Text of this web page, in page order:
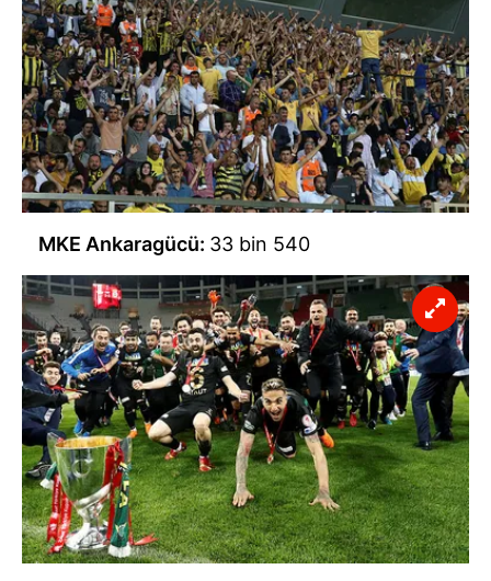
MKE Ankaragücü: 33 bin 540